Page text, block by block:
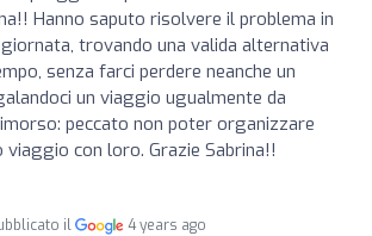
Hanno saputo risolvere il problema in
trovando una valida alternativa
senza farci perdere neanche un
un viaggio ugualmente da
peccato non poter organizzare
viaggio con loro. Grazie Sabrina!!
il 4 years ago